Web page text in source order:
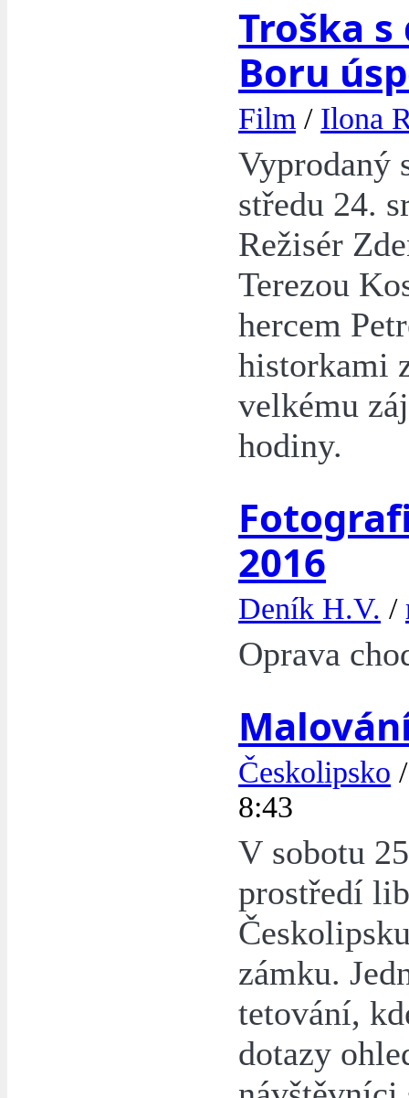
Troška
Boru
Film / Ilona
Vyprodaný
středu 24.
Režisér
Terezou
hercem
historkami
velkému
hodiny.
2016
Deník H.V. /
Oprava
Českolipsko
8:43
V sobotu
prostředí
zámku.
tetování,
dotazy